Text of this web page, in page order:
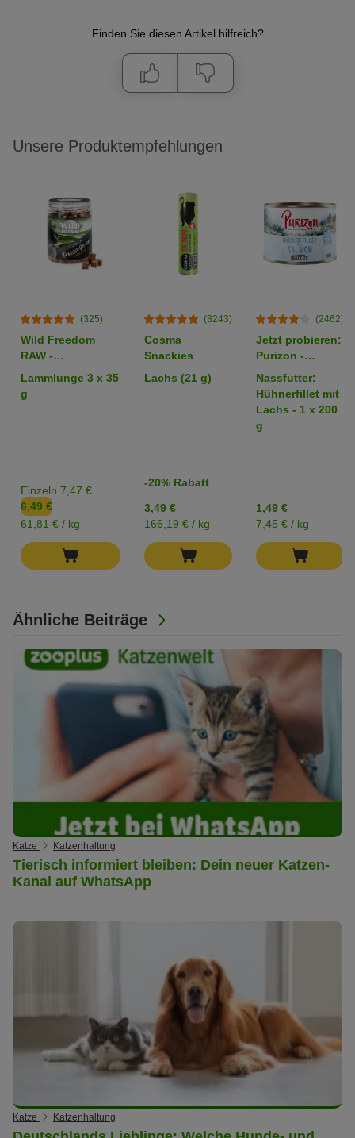
Finden Sie diesen Artikel hilfreich?
Ähnliche Beiträge
Katze Katzenhaltung
Tierisch informiert bleiben: Dein neuer Katzen-
Kanal auf WhatsApp
Katze Katzenhaltung
Unsere Produktempfehlungen
(325)
Wild Freedom
RAW -
gefriergetrocknete
Lammlunge 3 x 35
g
Einzeln 7,47 €
6,49 €
61,81 € / kg
(3243)
Cosma
Snackies
Lachs (21 g)
-20% Rabatt
3,49 €
166,19 € / kg
(2462)
Jetzt probieren:
Purizon -
getreidefrei
Nassfutter:
Hühnerfillet mit
Lachs - 1 x 200
g
1,49 €
7,45 € / kg